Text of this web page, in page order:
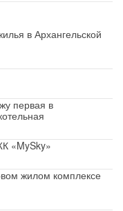
в Архангельской
первая в
«MySky»
жилом комплексе